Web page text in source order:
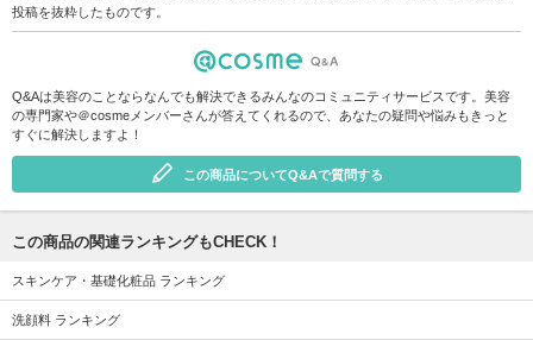
投稿を抜粋したものです。
Q&Aは美容のことならなんでも解決できるみんなのコミュニティサービスです。美容
の専門家や＠cosmeメンバーさんが答えてくれるので、あなたの疑問や悩みもきっと
すぐに解決しますよ！
この商品についてQ&Aで質問する
この商品の関連ランキングもCHECK！
スキンケア・基礎化粧品 ランキング
洗顔料 ランキング